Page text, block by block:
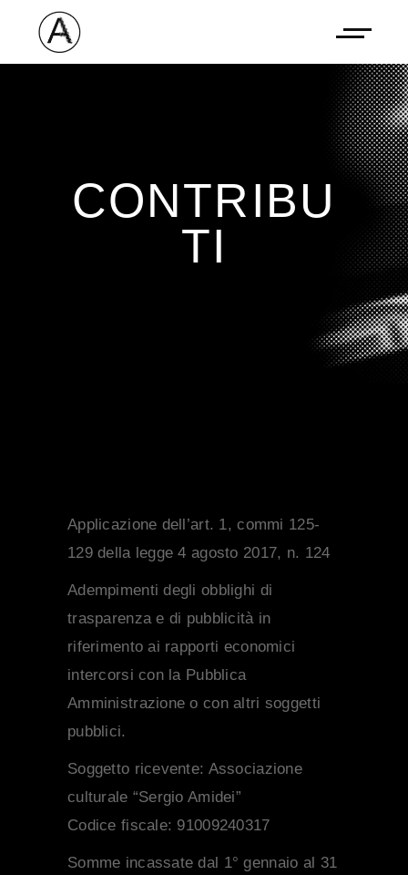
CONTRIBU
TI
Applicazione dell’art. 1, commi 125-
129 della legge 4 agosto 2017, n. 124
Adempimenti degli obblighi di
trasparenza e di pubblicità in
riferimento ai rapporti economici
intercorsi con la Pubblica
Amministrazione o con altri soggetti
pubblici.
Soggetto ricevente: Associazione
culturale “Sergio Amidei”
Codice fiscale: 91009240317
Somme incassate dal 1° gennaio al 31